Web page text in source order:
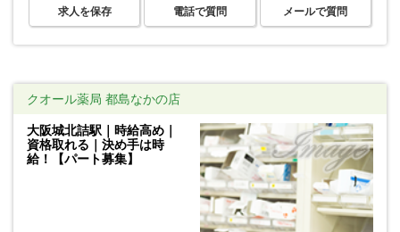
求人を保存 電話で質問 メールで質問
クオール薬局 都島なかの店
大阪城北詰駅｜時給高め｜
資格取れる｜決め手は時
給！【パート募集】